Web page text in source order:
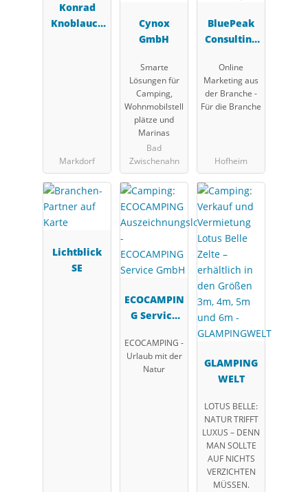
Konrad
Knoblauch
Markdorf
Cynox
GmbH
Smarte
Lösungen für
Camping,
Wohnmobilstell
plätze und
Marinas
Bad
Zwischenahn
BluePeak
Consulting
Marketing
UG
Online
Marketing aus
der Branche -
Für die Branche
Hofheim
Lichtblick
SE
ECOCAMPIN
G Service
ECOCAMPING -
Urlaub mit der
Natur
GLAMPING
WELT
LOTUS BELLE:
NATUR TRIFFT
LUXUS – DENN
MAN SOLLTE
AUF NICHTS
VERZICHTEN
MÜSSEN.